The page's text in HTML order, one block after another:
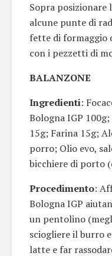
Sopra posizionare
alcune punte di
fette di formaggio
con i pezzetti di
BALANZONE
Ingredienti:
Bologna IGP
15g; Farina 15g;
porro; Olio evo,
bicchiere di porto
Procedimento:
Bologna IGP
un pentolino
sciogliere il burro
latte e far